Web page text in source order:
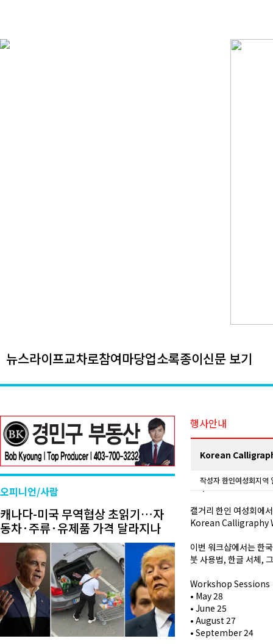
뉴스라이프교차로참여마당업소록종이신문 보기
오피니언/사람
캐나다-미국 무역협상 초읽기…자
동차·주류·유제품 가격 달라지나
행사안내
Korean
작성자한인여성회지역
캘거리 한인 여성회에
Korean Calligraphy
이번 워크샵에서는 한
붓 사용법, 한글 서체,
Workshop Sessions
• May 28
• June 25
• August 27
• September 24